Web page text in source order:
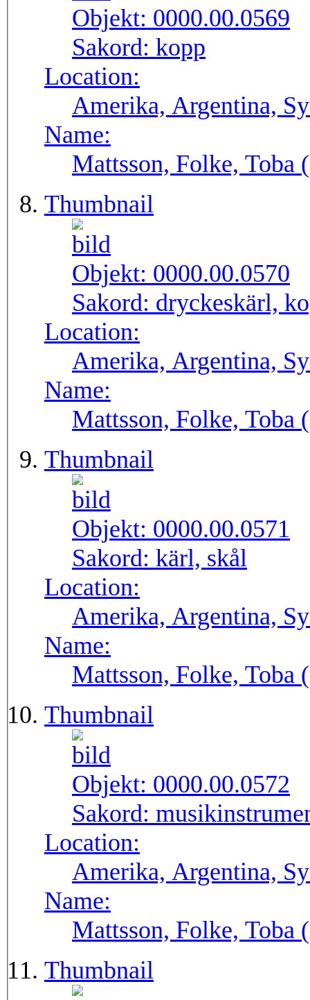
Objekt: 0000.00.0569
Sakord: kopp
Location:
Amerika, Argentina,
Name:
Mattsson, Folke, Toba
Thumbnail
Objekt: 0000.00.0570
Sakord: dryckeskärl,
Location:
Amerika, Argentina,
Name:
Mattsson, Folke, Toba
Thumbnail
Objekt: 0000.00.0571
Sakord: kärl, skål
Location:
Amerika, Argentina,
Name:
Mattsson, Folke, Toba
Thumbnail
Objekt: 0000.00.0572
Sakord:
Location:
Amerika, Argentina,
Name:
Mattsson, Folke, Toba
Thumbnail